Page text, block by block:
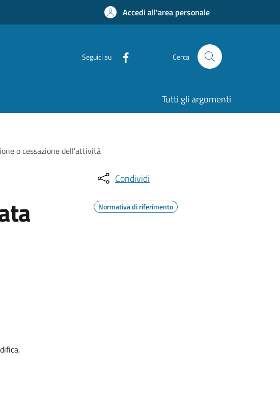
Accedi all'area personale
Seguici su Cerca
Tutti gli argomenti
o cessazione dell'attività
Condividi
Normativa di riferimento